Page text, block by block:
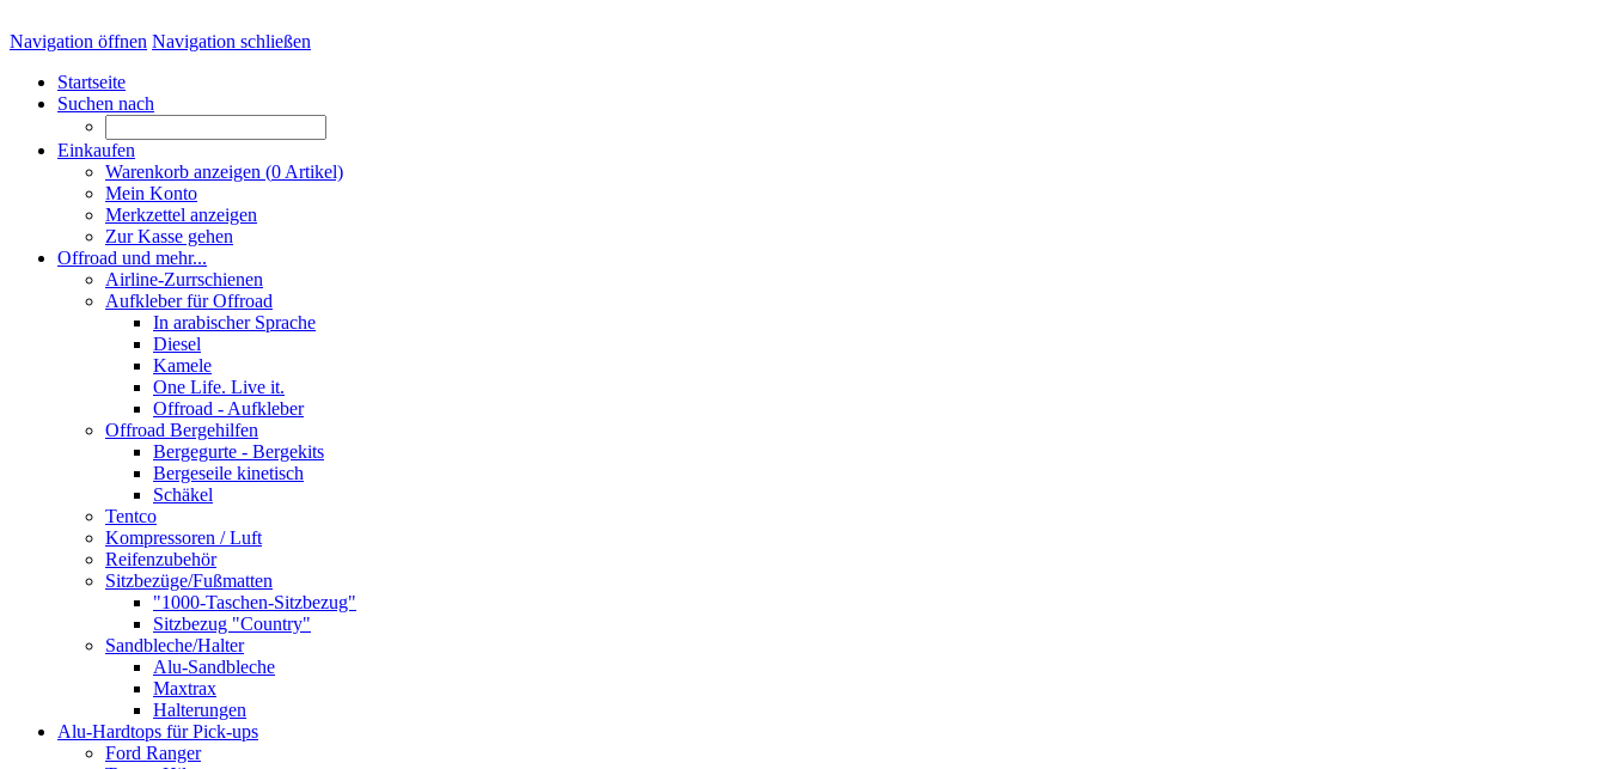
Navigation öffnen Navigation schließen
Startseite
Suchen nach
Einkaufen
Warenkorb anzeigen (0 Artikel)
Mein Konto
Merkzettel anzeigen
Zur Kasse gehen
Offroad und mehr...
Airline-Zurrschienen
Aufkleber für Offroad
In arabischer Sprache
Diesel
Kamele
One Life. Live it.
Offroad - Aufkleber
Offroad Bergehilfen
Bergegurte - Bergekits
Bergeseile kinetisch
Schäkel
Tentco
Kompressoren / Luft
Reifenzubehör
Sitzbezüge/Fußmatten
"1000-Taschen-Sitzbezug"
Sitzbezug "Country"
Sandbleche/Halter
Alu-Sandbleche
Maxtrax
Halterungen
Alu-Hardtops für Pick-ups
Ford Ranger